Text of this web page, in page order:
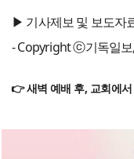
▶ 기사제보 및 보도자
- Copyright ⓒ기독일보
👉 새벽 예배 후, 교회에